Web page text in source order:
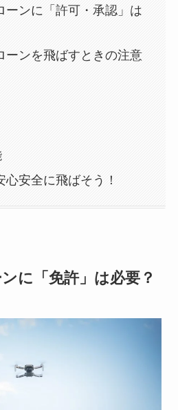
ーンに「許可・承認」は
ーンを飛ばすときの注意
心安全に飛ばそう！
に「免許」は必要？